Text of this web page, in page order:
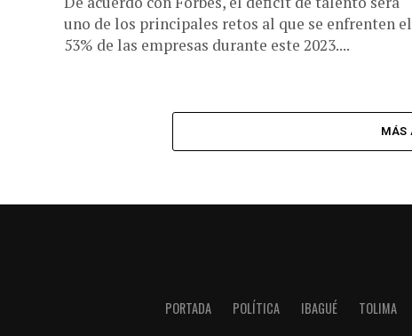
uno de los principales retos al que se enfrenten el
53% de las empresas durante este 2023....
MÁS
PORTADA POLÍTICA IBAGUÉ TOLIMA